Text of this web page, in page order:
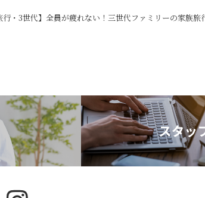
行・3世代】全員が疲れない！三世代ファミリーの家族